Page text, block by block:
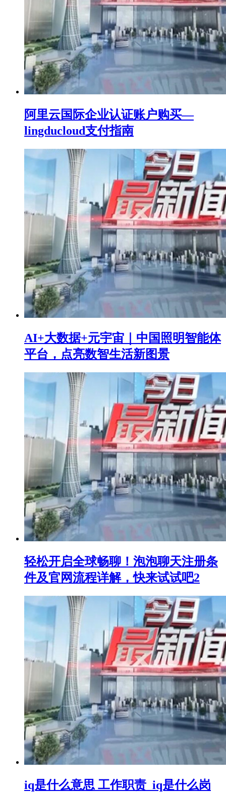
阿里云国际企业认证账户购买—
lingducloud支付指南
AI+大数据+元宇宙｜中国照明智能体
平台，点亮数智生活新图景
轻松开启全球畅聊！泡泡聊天注册条
件及官网流程详解，快来试试吧2
iq是什么意思 工作职责_iq是什么岗